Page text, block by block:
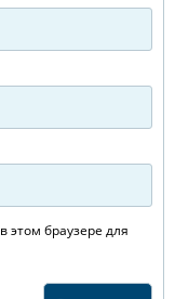
этом браузере для